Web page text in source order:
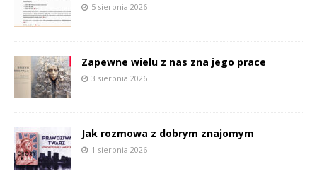
5 sierpnia 2026
Zapewne wielu z nas zna jego prace
3 sierpnia 2026
Jak rozmowa z dobrym znajomym
1 sierpnia 2026